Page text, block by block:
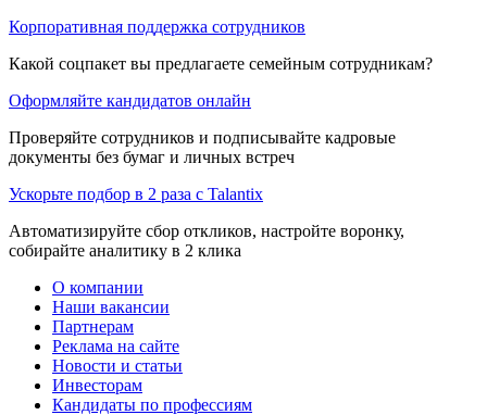
Корпоративная поддержка сотрудников
Какой соцпакет вы предлагаете семейным сотрудникам?
Оформляйте кандидатов онлайн
Проверяйте сотрудников и подписывайте кадровые
документы без бумаг и личных встреч
Ускорьте подбор в 2 раза с Talantix
Автоматизируйте сбор откликов, настройте воронку,
собирайте аналитику в 2 клика
О компании
Наши вакансии
Партнерам
Реклама на сайте
Новости и статьи
Инвесторам
Кандидаты по профессиям